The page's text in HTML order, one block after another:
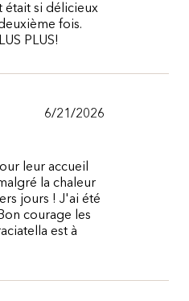
était si délicieux
fois.
PLUS!
6/21/2026
leur accueil
la chaleur
jours ! J'ai été
courage les
est à